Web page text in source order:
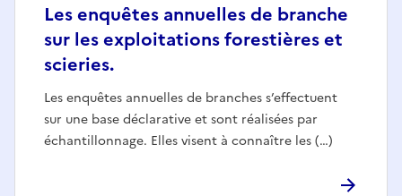
Les enquêtes annuelles de branche
sur les exploitations forestières et
scieries.
Les enquêtes annuelles de branches s’effectuent
sur une base déclarative et sont réalisées par
échantillonnage. Elles visent à connaître les (…)